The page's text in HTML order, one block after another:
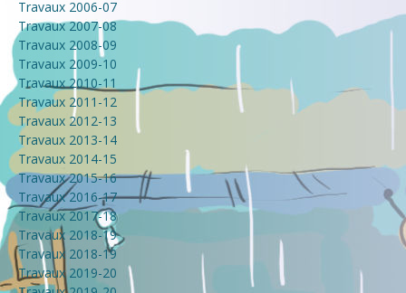
Travaux 2006-07
Travaux 2007-08
Travaux 2008-09
Travaux 2009-10
Travaux 2010-11
Travaux 2011-12
Travaux 2012-13
Travaux 2013-14
Travaux 2014-15
Travaux 2015-16
Travaux 2016-17
Travaux 2017-18
Travaux 2018-19
Travaux 2018-19
Travaux 2019-20